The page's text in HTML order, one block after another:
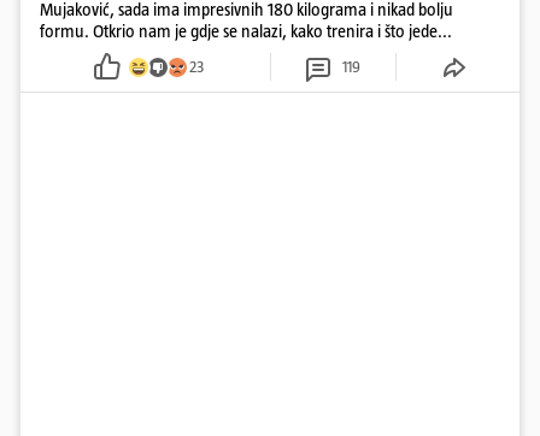
Mujaković, sada ima impresivnih 180 kilograma i nikad bolju
formu. Otkrio nam je gdje se nalazi, kako trenira i što jede...
23 119